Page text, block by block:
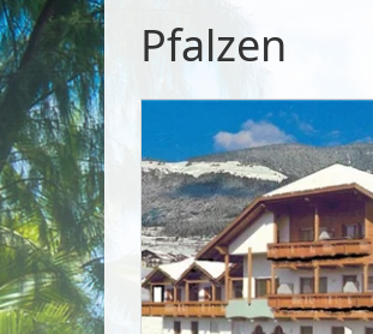
Pfalzen